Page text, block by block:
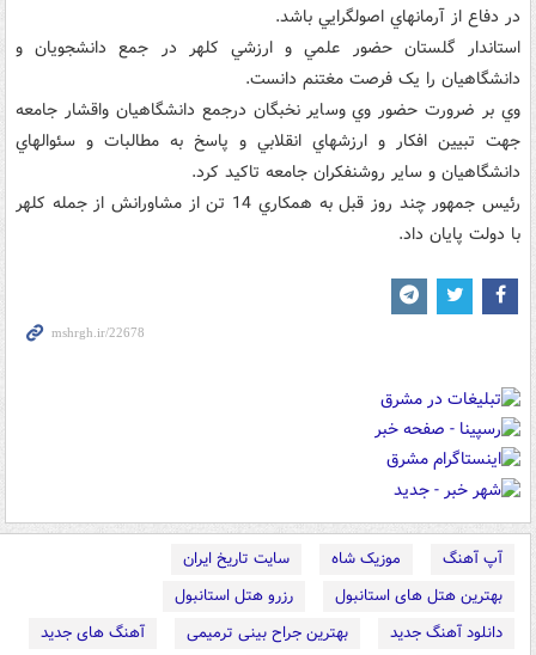
در دفاع از آرمانهاي اصولگرايي باشد.
استاندار گلستان حضور علمي و ارزشي کلهر در جمع دانشجويان و
دانشگاهيان را يک فرصت مغتنم دانست.
وي بر ضرورت حضور وي وساير نخبگان درجمع دانشگاهيان واقشار جامعه
جهت تبيين افکار و ارزشهاي انقلابي و پاسخ به مطالبات و سئوالهاي
دانشگاهيان و ساير روشنفکران جامعه تاکيد کرد.
رئيس جمهور چند روز قبل به همکاري 14 تن از مشاورانش از جمله کلهر
با دولت پايان داد.
آپ آهنگ موزیک شاه
سایت تاریخ ایران
بهترین هتل های استانبول
رزرو هتل استانبول
دانلود آهنگ جدید
بهترین جراح بینی ترمیمی
آهنگ های جدید